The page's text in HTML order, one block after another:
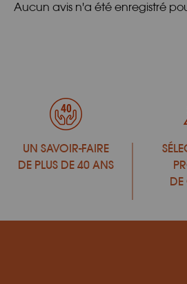
Aucun avis n'a été enregistré
UN SAVOIR-FAIRE
DE PLUS DE 40 ANS
DE